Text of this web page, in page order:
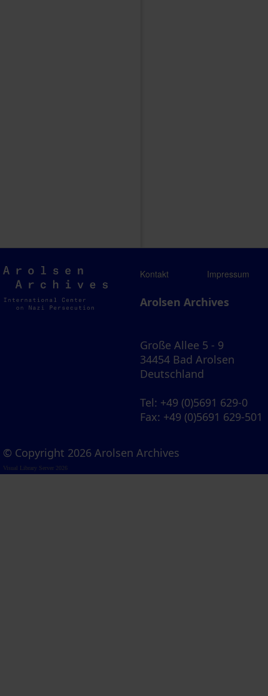
Arolsen
Archives
Kontakt Impressum
Arolsen Archives
Große Allee 5 - 9
34454 Bad Arolsen
Deutschland
Tel: +49 (0)5691 629-0
Fax: +49 (0)5691 629-501
© Copyright 2026 Arolsen Archives
Visual Library Server 2026